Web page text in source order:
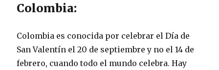
Colombia:
Colombia es conocida por celebrar el Día de
San Valentín el 20 de septiembre y no el 14 de
febrero, cuando todo el mundo celebra. Hay